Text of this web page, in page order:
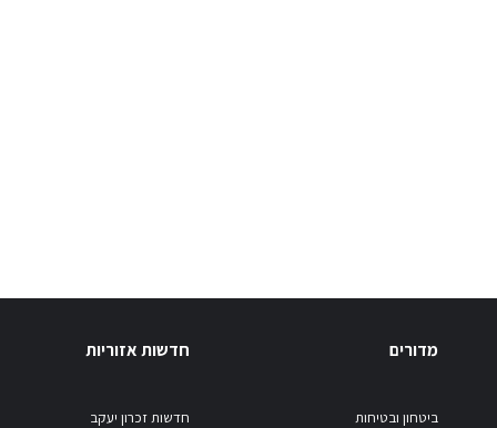
מדורים
ביטחון ובטיחות
חדשות אזוריות
חדשות זכרון יעקב